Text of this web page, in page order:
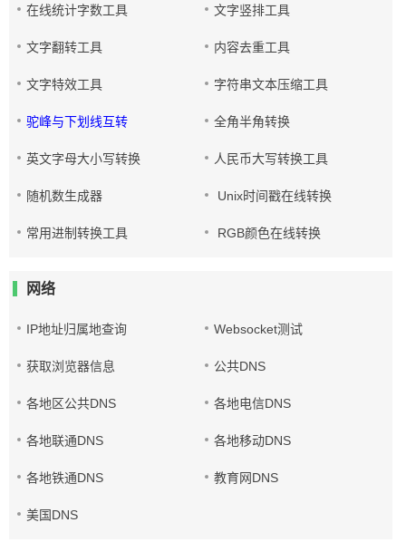
在线统计字数工具 文字竖排工具
文字翻转工具 内容去重工具
文字特效工具 字符串文本压缩工具
驼峰与下划线互转 全角半角转换
英文字母大小写转换 人民币大写转换工具
随机数生成器 Unix时间戳在线转换
常用进制转换工具 RGB颜色在线转换
网络
IP地址归属地查询 Websocket测试
获取浏览器信息 公共DNS
各地区公共DNS 各地电信DNS
各地联通DNS 各地移动DNS
各地铁通DNS 教育网DNS
美国DNS